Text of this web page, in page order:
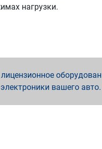
нагрузки.
вашего авто.